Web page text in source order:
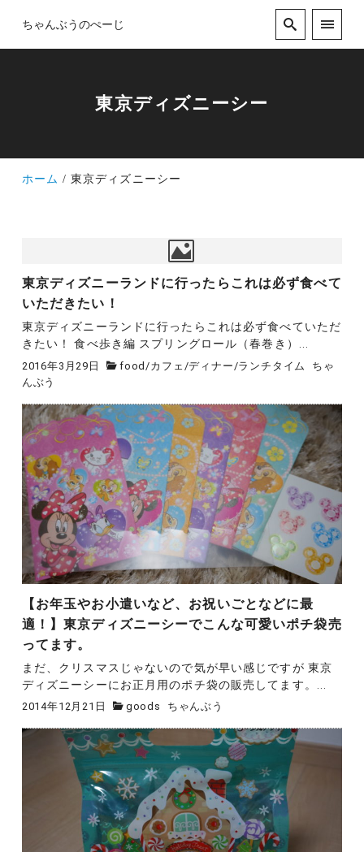
ちゃんぶうのぺーじ
東京ディズニーシー
ホーム 東京ディズニーシー
東京ディズニーランドに行ったらこれは必ず食べて
いただきたい！
東京ディズニーランドに行ったらこれは必ず食べていただ
きたい！ 食べ歩き編 スプリングロール（春巻き）...
2016年3月29日 food /カフェ /ディナー /ランチタイム
ちゃ
んぶう
【お年玉やお小遣いなど、お祝いごとなどに最
適！】東京ディズニーシーでこんな可愛いポチ袋売
ってます。
まだ、クリスマスじゃないので気が早い感じですが 東京
ディズニーシーにお正月用のポチ袋の販売してます。...
2014年12月21日 goods ちゃんぶう